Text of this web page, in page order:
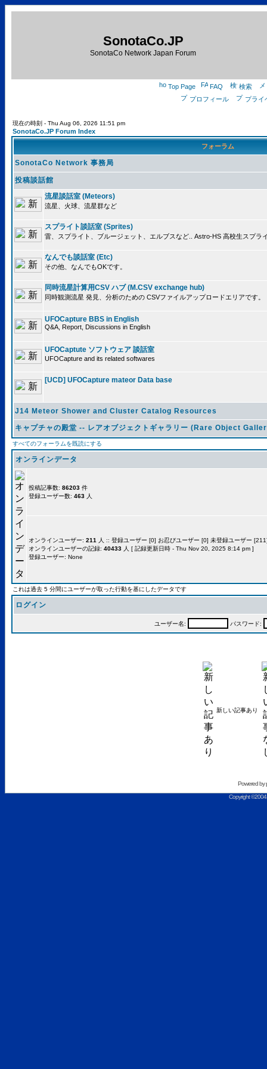
SonotaCo.JP
SonotaCo Network Japan Forum
Top Page FAQ
検索
プロフィール
プライ
現在の時刻 - Thu Aug 06, 2026 11:51 pm
SonotaCo.JP Forum Index
フォーラム
SonotaCo Network 事務局
投稿談話館
流星談話室 (Meteors)
流星、火球、流星群など
スプライト談話室 (Sprites)
雷、スプライト、ブルージェット、エルブスなど.. Astro-HS 高校生スプラ
なんでも談話室 (Etc)
その他、なんでもOKです。
同時流星計算用CSV ハブ (M.CSV exchange hub)
同時観測流星 発見、分析のための CSVファイルアップロードエリアです。
UFOCapture BBS in English
Q&A, Report, Discussions in English
UFOCaptute ソフトウェア 談話室
UFOCapture and its related softwares
[UCD] UFOCapture mateor Data base
J14 Meteor Shower and Cluster Catalog Resources
キャプチャの殿堂 -- レアオブジェクトギャラリー (Rare Object
すべてのフォーラムを既読にする
オンラインデータ
投稿記事数: 86203 件
登録ユーザー数: 463 人
オンラインユーザー: 211
人 :: 登録ユーザー [0] お忍びユーザー [0] 未登録ユーザー
オンラインユーザーの記録: 40433 人 [ 記録更新日時 - Thu Nov 20, 2025 8:14 pm ]
登録ユーザー: None
これは過去 5 分間にユーザーが取った行動を基にしたデータです
ログイン
ユーザー名: パスワード:
新しい記事あり
Powered by
Copyright ©2004